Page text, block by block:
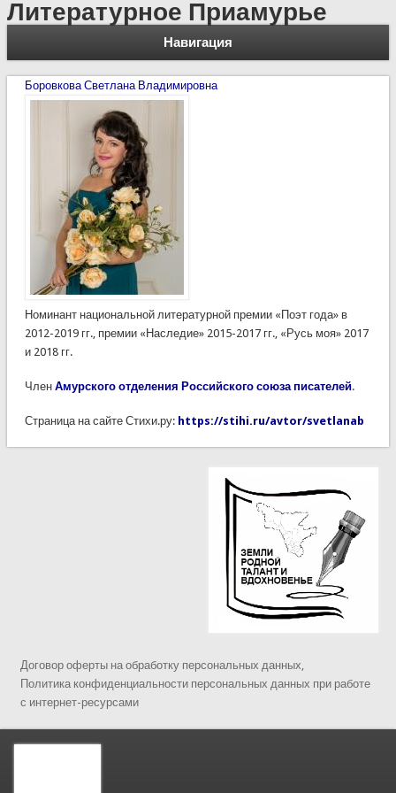
Литературное Приамурье
Навигация
Боровкова Светлана Владимировна
Номинант национальной литературной премии «Поэт года» в
2012-2019 гг., премии «Наследие» 2015-2017 гг., «Русь моя» 2017
и 2018 гг.
Член Амурского отделения Российского союза писателей.
Страница на сайте Стихи.ру: https://stihi.ru/avtor/svetlanab
Договор оферты на обработку персональных данных,
Политика конфиденциальности персональных данных при работе
с интернет-ресурсами